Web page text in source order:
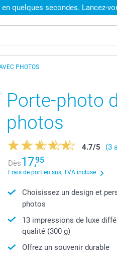
quelques secondes. Lancez-
PHOTOS
Porte-photo
photos
4.7/5
(3
Dès17,95
Frais de port en sus, TVA incluse
Choisissez un design et
photos
13 impressions de luxe
qualité (300 g)
Offrez un souvenir durable